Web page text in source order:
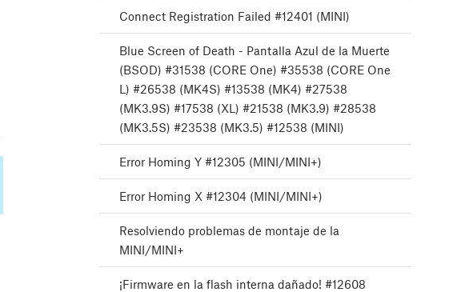
Connect Registration Failed #12401 (MINI)
Blue Screen of Death - Pantalla Azul de la Muerte
(BSOD) #31538 (CORE One) #35538 (CORE One
L) #26538 (MK4S) #13538 (MK4) #27538
(MK3.9S) #17538 (XL) #21538 (MK3.9) #28538
(MK3.5S) #23538 (MK3.5) #12538 (MINI)
Error Homing Y #12305 (MINI/MINI+)
Error Homing X #12304 (MINI/MINI+)
Resolviendo problemas de montaje de la
MINI/MINI+
¡Firmware en la flash interna dañado! #12608